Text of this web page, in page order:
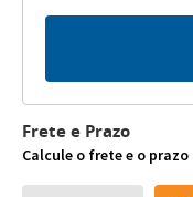
Frete e Prazo
Calcule o frete e o